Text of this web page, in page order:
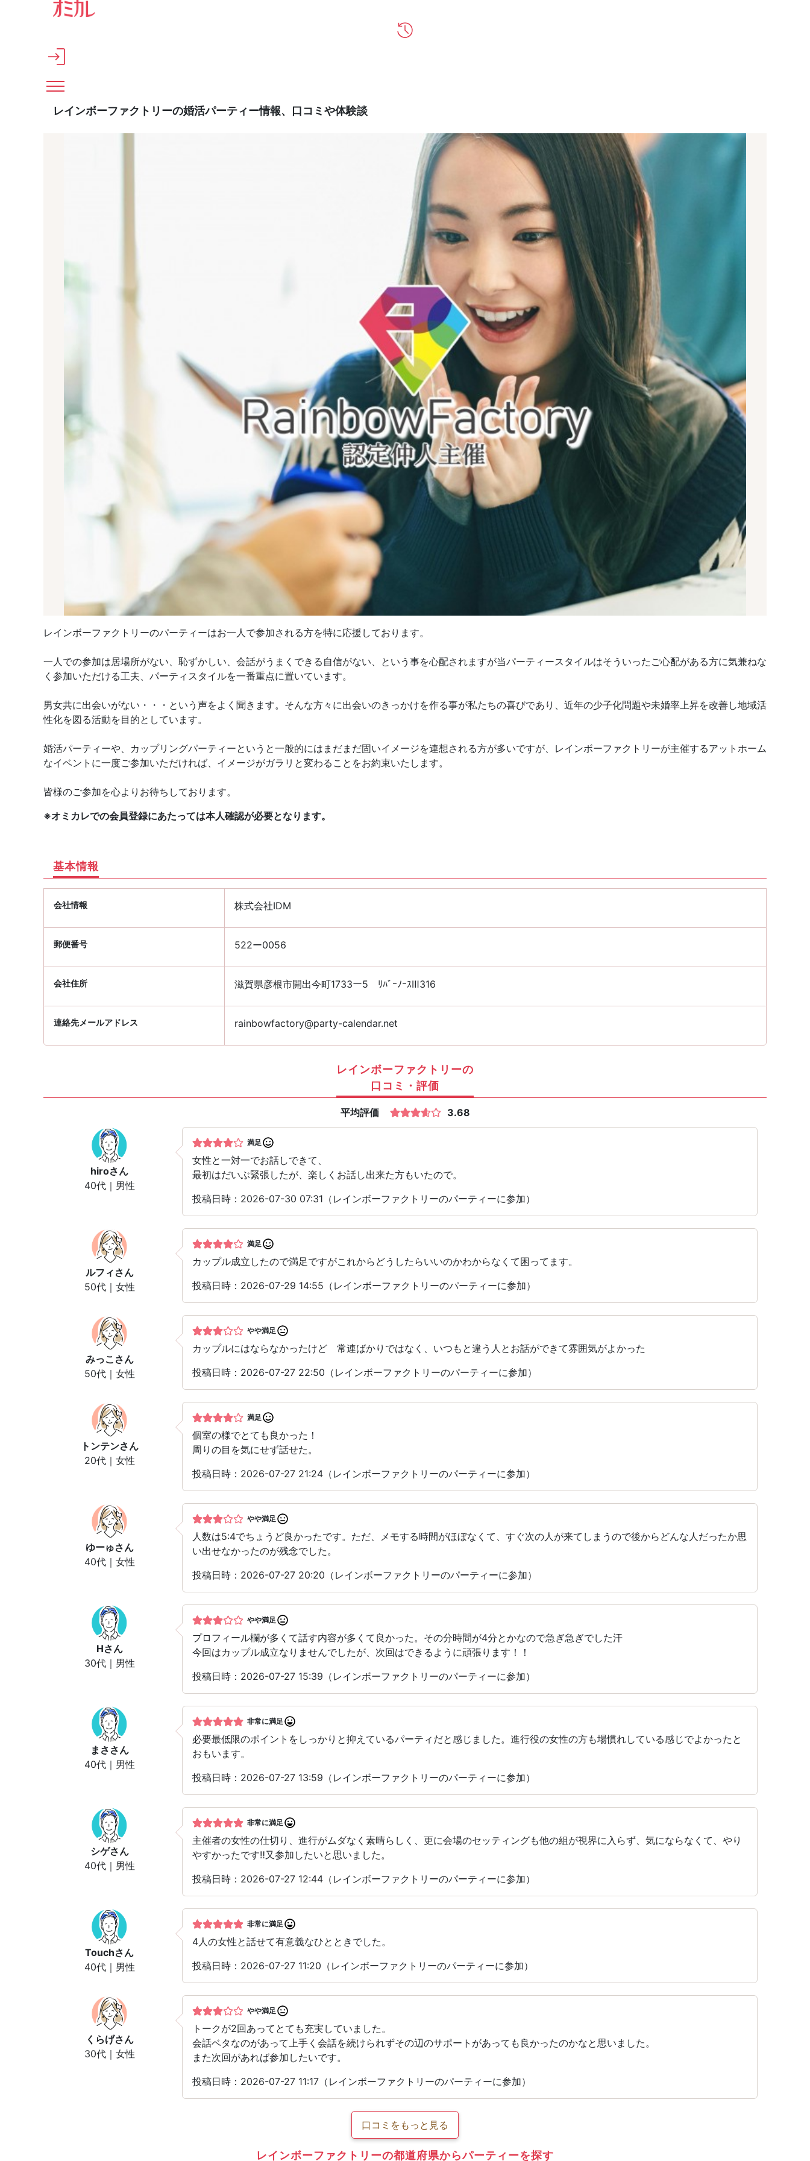
メインコンテンツへスキップ
レインボーファクトリーの婚活パーティー情報、口コミや体験談
レインボーファクトリーのパーティーはお一人で参加される方を特に応援しております。
一人での参加は居場所がない、恥ずかしい、会話がうまくできる自信がない、という事を心配されますが当パーティースタイルはそういったご心配がある方に気兼ねな
く参加いただける工夫、パーティスタイルを一番重点に置いています。
男女共に出会いがない・・・という声をよく聞きます。そんな方々に出会いのきっかけを作る事が私たちの喜びであり、近年の少子化問題や未婚率上昇を改善し地域活
性化を図る活動を目的としています。
婚活パーティーや、カップリングパーティーというと一般的にはまだまだ固いイメージを連想される方が多いですが、レインボーファクトリーが主催するアットホーム
なイベントに一度ご参加いただければ、イメージがガラリと変わることをお約束いたします。
皆様のご参加を心よりお待ちしております。
※オミカレでの会員登録にあたっては本人確認が必要となります。
基本情報
会社情報 株式会社IDM
郵便番号 522ー0056
会社住所 滋賀県彦根市開出今町1733ー5 ﾘﾊﾞｰﾉｰｽⅢ316
連絡先メールアドレス rainbowfactory@party-calendar.net
レインボーファクトリーの
口コミ・評価
平均評価 3.68
hiroさん
40代｜男性
満足
女性と一対一でお話しできて、
最初はだいぶ緊張したが、楽しくお話し出来た方もいたので。
投稿日時：2026-07-30 07:31（レインボーファクトリーのパーティーに参加）
ルフィ さん
50代｜女性
満足
カップル成立したので満足ですがこれからどうしたらいいのかわからなくて困ってます。
投稿日時：2026-07-29 14:55（レインボーファクトリーのパーティーに参加）
みっこ さん
50代｜女性
やや満足
カップルにはならなかったけど 常連ばかりではなく、いつもと違う人とお話ができて雰囲気がよかった
投稿日時：2026-07-27 22:50（レインボーファクトリーのパーティーに参加）
トンテンさん
20代｜女性
満足
個室の様でとても良かった！
周りの目を気にせず話せた。
投稿日時：2026-07-27 21:24（レインボーファクトリーのパーティーに参加）
ゆーゅさん
40代｜女性
やや満足
人数は5:4でちょうど良かったです。ただ、メモする時間がほぼなくて、すぐ次の人が来てしまうので後からどんな人だったか思
い出せなかったのが残念でした。
投稿日時：2026-07-27 20:20（レインボーファクトリーのパーティーに参加）
Hさん
30代｜男性
やや満足
プロフィール欄が多くて話す内容が多くて良かった。その分時間が4分とかなので急ぎ急ぎでした汗
今回はカップル成立なりませんでしたが、次回はできるように頑張ります！！
投稿日時：2026-07-27 15:39（レインボーファクトリーのパーティーに参加）
まさ さん
40代｜男性
非常に満足
必要最低限のポイントをしっかりと抑えているパーティだと感じました。進行役の女性の方も場慣れしている感じでよかったと
おもいます。
投稿日時：2026-07-27 13:59（レインボーファクトリーのパーティーに参加）
シゲさん
40代｜男性
非常に満足
主催者の女性の仕切り、進行がムダなく素晴らしく、更に会場のセッティングも他の組が視界に入らず、気にならなくて、やり
やすかったです‼️又参加したいと思いました。
投稿日時：2026-07-27 12:44（レインボーファクトリーのパーティーに参加）
Touchさん
40代｜男性
非常に満足
4人の女性と話せて有意義なひとときでした。
投稿日時：2026-07-27 11:20（レインボーファクトリーのパーティーに参加）
くらげさん
30代｜女性
やや満足
トークが2回あってとても充実していました。
会話ベタなのがあって上手く会話を続けられずその辺のサポートがあっても良かったのかなと思いました。
また次回があれば参加したいです。
投稿日時：2026-07-27 11:17（レインボーファクトリーのパーティーに参加）
口コミをもっと見る
レインボーファクトリーの都道府県からパーティーを探す